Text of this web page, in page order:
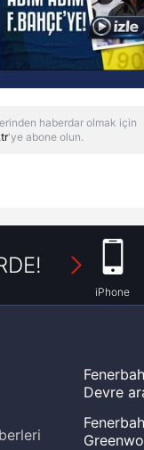
haberdar olmak için
'ye abone olun.
iPhone
Devre